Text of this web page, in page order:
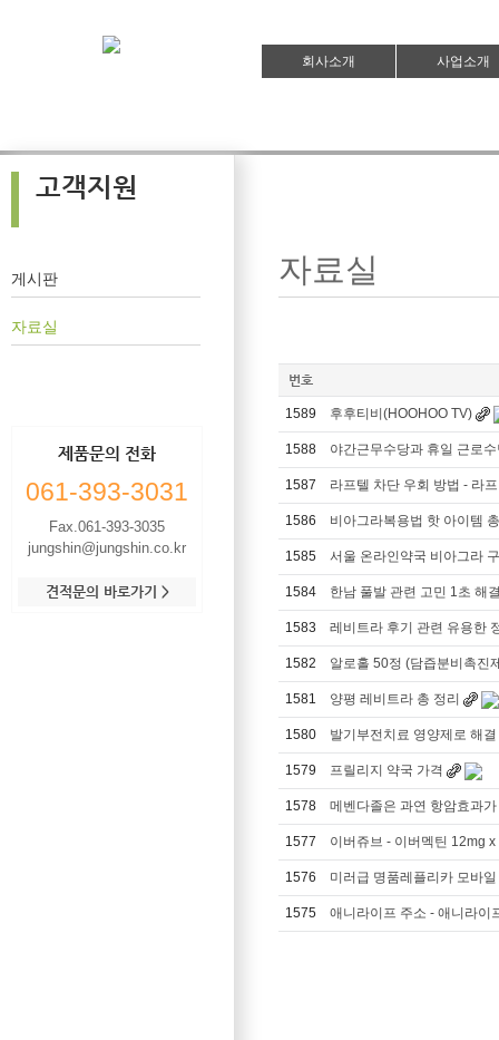
회사소개 사업소개
고객지원
게시판
자료실
제품문의 전화
061-393-3031
Fax.061-393-3035
jungshin@jungshin.co.kr
견적문의 바로가기 >
자료실
번호
1589 후후티비(HOOHOO TV)
1588 야간근무수당과 휴일 근로
1587 라프텔 차단 우회 방법 - 라
1586 비아그라복용법 핫 아이템
1585 서울 온라인약국 비아그라
1584 한남 풀발 관련 고민 1초 해
1583 레비트라 후기 관련 유용한
1582 알로홀 50정 (담즙분비촉진
1581 양평 레비트라 총 정리
1580 발기부전치료 영양제로 해
1579 프릴리지 약국 가격
1578 메벤다졸은 과연 항암효과
1577 이버쥬브 - 이버멕틴 12mg
1576 미러급 명품레플리카 모바
1575 애니라이프 주소 - 애니라